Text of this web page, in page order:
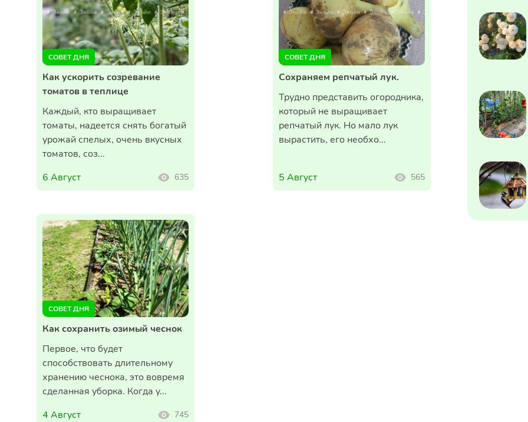
СОВЕТ ДНЯ
Как ускорить созревание
томатов в теплице
Каждый, кто выращивает
томаты, надеется снять богатый
урожай спелых, очень вкусных
томатов, соз...
6 Август
635
СОВЕТ ДНЯ
Сохраняем репчатый лук.
Трудно представить огородника,
который не выращивает
репчатый лук. Но мало лук
вырастить, его необхо...
5 Август 565
СОВЕТ ДНЯ
Как сохранить озимый чеснок
Первое, что будет
способствовать длительному
хранению чеснока, это вовремя
сделанная уборка. Когда у...
4 Август
745